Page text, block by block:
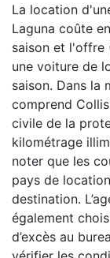
La location
Laguna coûte
saison et l'offre
une voiture de
saison. Dans la
comprend
civile de la
kilométrage
noter que les
pays de
destination.
également
d’excès au